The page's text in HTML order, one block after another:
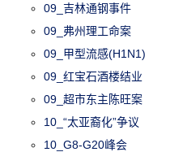
09_吉林通钢事件
09_弗州理工命案
09_甲型流感(H1N1)
09_红宝石酒楼结业
09_超市东主陈旺案
10_“太亚裔化”争议
10_G8-G20峰会